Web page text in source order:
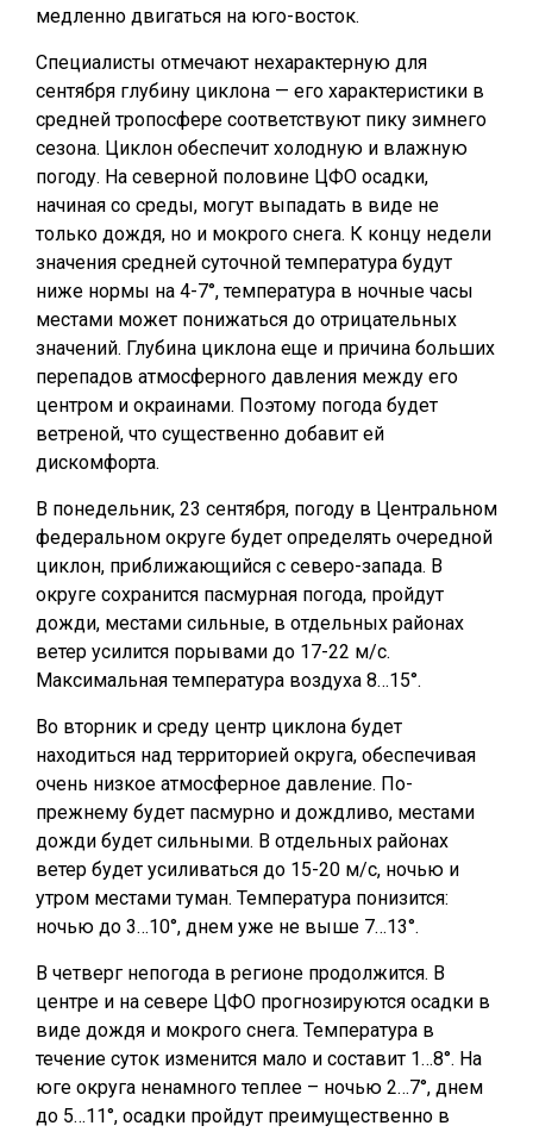
медленно двигаться на юго-восток.
Специалисты отмечают нехарактерную для
сентября глубину циклона — его характеристики в
средней тропосфере соответствуют пику зимнего
сезона. Циклон обеспечит холодную и влажную
погоду. На северной половине ЦФО осадки,
начиная со среды, могут выпадать в виде не
только дождя, но и мокрого снега. К концу недели
значения средней суточной температура будут
ниже нормы на 4-7°, температура в ночные часы
местами может понижаться до отрицательных
значений. Глубина циклона еще и причина больших
перепадов атмосферного давления между его
центром и окраинами. Поэтому погода будет
ветреной, что существенно добавит ей
дискомфорта.
В понедельник, 23 сентября, погоду в Центральном
федеральном округе будет определять очередной
циклон, приближающийся с северо-запада. В
округе сохранится пасмурная погода, пройдут
дожди, местами сильные, в отдельных районах
ветер усилится порывами до 17-22 м/с.
Максимальная температура воздуха 8…15°.
Во вторник и среду центр циклона будет
находиться над территорией округа, обеспечивая
очень низкое атмосферное давление. По-
прежнему будет пасмурно и дождливо, местами
дожди будет сильными. В отдельных районах
ветер будет усиливаться до 15-20 м/с, ночью и
утром местами туман. Температура понизится:
ночью до 3…10°, днем уже не выше 7…13°.
В четверг непогода в регионе продолжится. В
центре и на севере ЦФО прогнозируются осадки в
виде дождя и мокрого снега. Температура в
течение суток изменится мало и составит 1…8°. На
юге округа ненамного теплее – ночью 2…7°, днем
до 5…11°, осадки пройдут преимущественно в